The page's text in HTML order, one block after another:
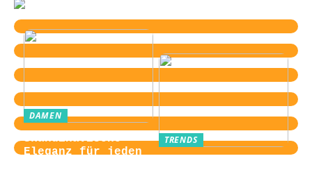
DAMEN
Skandinavische
Eleganz für jeden
TRENDS